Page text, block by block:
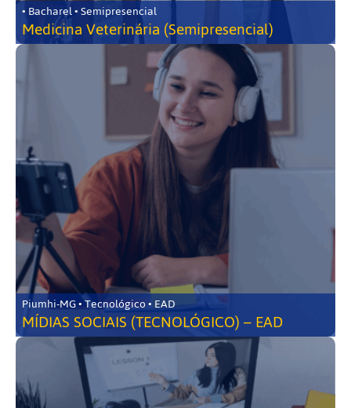
• Bacharel • Semipresencial
Medicina Veterinária (Semipresencial)
Piumhi-MG • Tecnológico • EAD
MÍDIAS SOCIAIS (TECNOLÓGICO) – EAD